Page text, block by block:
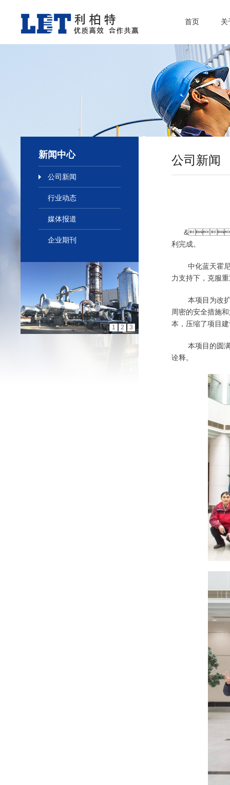
首页 关
新闻中心
公司新闻
行业动态
媒体报道
企业期刊
1 2 3
公司新闻
利完成。
中化蓝天霍尼韦
力支持下，克服重
本项目为改扩建
周密的安全措施
本，压缩了项目
本项目的圆满交
诠释。